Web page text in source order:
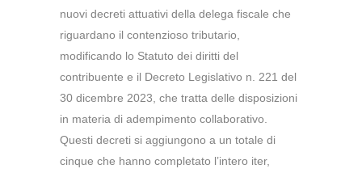
nuovi decreti attuativi della delega fiscale che
riguardano il contenzioso tributario,
modificando lo Statuto dei diritti del
contribuente e il Decreto Legislativo n. 221 del
30 dicembre 2023, che tratta delle disposizioni
in materia di adempimento collaborativo.
Questi decreti si aggiungono a un totale di
cinque che hanno completato l’intero iter,